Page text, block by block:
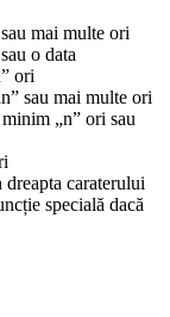
mai multe ori
o data
ori
sau mai multe ori
„n” ori sau
caraterului
specială dacă